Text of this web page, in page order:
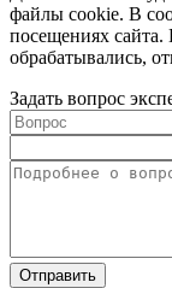
файлы cookie. В
посещениях
обрабатывались,
Задать вопрос